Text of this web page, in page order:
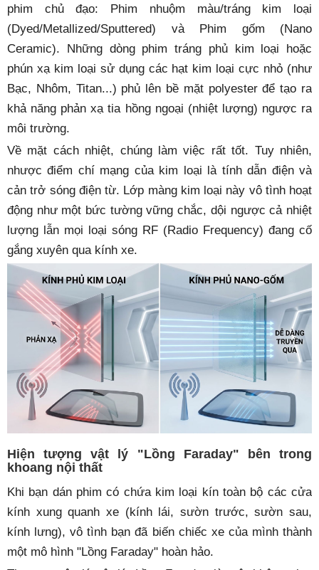
phim chủ đạo: Phim nhuộm màu/tráng kim loại
(Dyed/Metallized/Sputtered) và Phim gốm (Nano
Ceramic). Những dòng phim tráng phủ kim loại hoặc
phún xạ kim loại sử dụng các hạt kim loại cực nhỏ (như
Bạc, Nhôm, Titan...) phủ lên bề mặt polyester để tạo ra
khả năng phản xạ tia hồng ngoại (nhiệt lượng) ngược ra
môi trường.
Về mặt cách nhiệt, chúng làm việc rất tốt. Tuy nhiên,
nhược điểm chí mạng của kim loại là tính dẫn điện và
cản trở sóng điện từ. Lớp màng kim loại này vô tình hoạt
động như một bức tường vững chắc, dội ngược cả nhiệt
lượng lẫn mọi loại sóng RF (Radio Frequency) đang cố
gắng xuyên qua kính xe.
Hiện tượng vật lý "Lồng Faraday" bên trong
khoang nội thất
Khi bạn dán phim có chứa kim loại kín toàn bộ các cửa
kính xung quanh xe (kính lái, sườn trước, sườn sau,
kính lưng), vô tình bạn đã biến chiếc xe của mình thành
một mô hình "Lồng Faraday" hoàn hảo.